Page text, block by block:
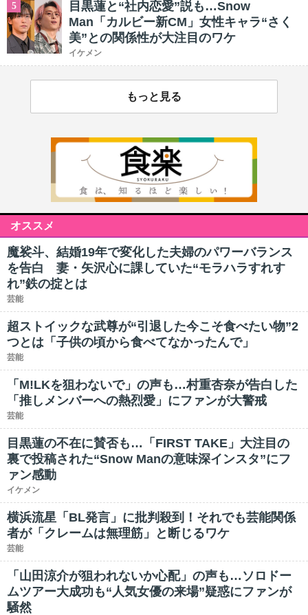
5
目黒蓮と“社内恋愛”説も…Snow
Man「カルビー新CM」女性キャラ“さく
美”との関係性が大注目のワケ
イケメン
もっと見る
オススメ
魔裟斗、結婚19年で変化した夫婦のパワーバランス
を告白 妻・矢沢心に課していた“モラハラすれす
れ”鉄の掟とは
芸能
超ストイックな武尊が“引退した今こそ食べたい物”2
つとは「子供の頃から食べてなかったんで」
芸能
「M!LKを狙わないで」の声も…村重杏奈が告白した
「推しメンバーへの熱烈愛」にファンが大警戒
芸能
目黒蓮の不在に賛否も…「FIRST TAKE」大注目の
裏で投稿された“Snow Manの意味深インスタ”にフ
ァン感動
イケメン
横浜流星「BL発言」に批判殺到！それでも芸能関係
者が「クレームは無理筋」と断じるワケ
芸能
「山田涼介が狙われないか心配」の声も…ソロドー
ムツアー大成功も“人気女優の来場”疑惑にファンが
騒然